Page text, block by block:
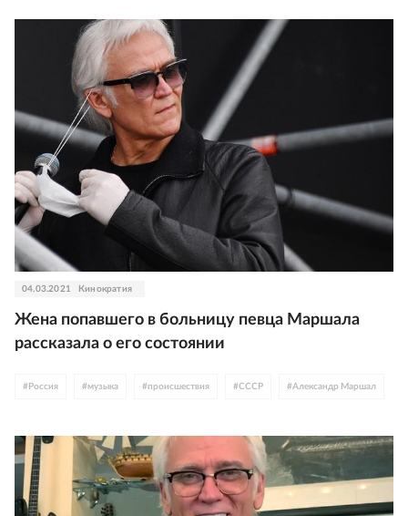
04.03.2021 Кинократия
Жена попавшего в больницу певца Маршала
рассказала о его состоянии
# Россия #музыка #происшествия #СССР #Александр Маршал